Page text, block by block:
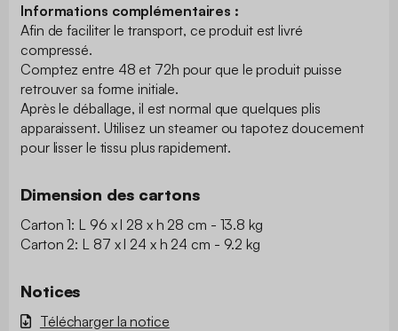
Informations complémentaires :
Afin de faciliter le transport, ce produit est livré
compressé.
Comptez entre 48 et 72h pour que le produit puisse
retrouver sa forme initiale.
Après le déballage, il est normal que quelques plis
apparaissent. Utilisez un steamer ou tapotez doucement
pour lisser le tissu plus rapidement.
Dimension des cartons
Carton 1: L 96 x l 28 x h 28 cm - 13.8 kg
Carton 2: L 87 x l 24 x h 24 cm - 9.2 kg
Notices
Télécharger la notice